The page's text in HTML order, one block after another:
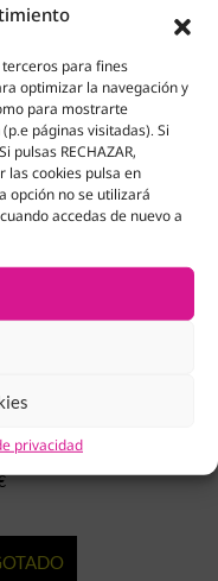
para fines
optimizar la navegación y
para mostrarte
páginas visitadas). Si
pulsas RECHAZAR,
las cookies pulsa en
opción no se utilizará
accedas de nuevo a
privacidad
HERO ACADEMIA